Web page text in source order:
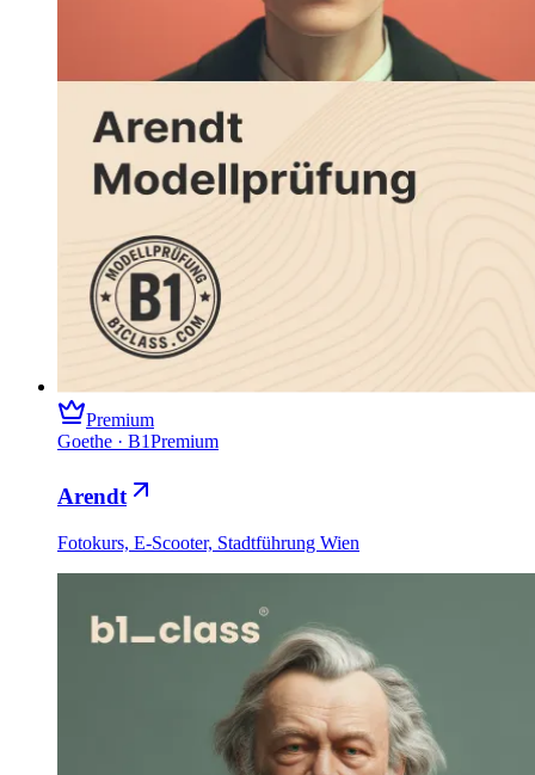
Premium
Goethe · B1Premium
Arendt
Fotokurs, E-Scooter, Stadtführung Wien